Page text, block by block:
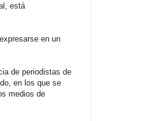
está
en un
de periodistas de
en los que se
medios de